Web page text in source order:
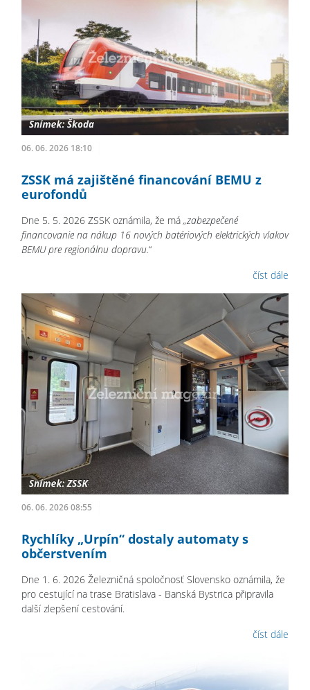
06. 06. 2026 18:10
ZSSK má zajištěné financování BEMU z
eurofondů
Dne 5. 5. 2026 ZSSK oznámila, že má „zabezpečené
financovanie na nákup 16 nových batériových elektrických vlakov
BEMU pre regionálnu dopravu.“
číst dále
06. 06. 2026 08:55
Rychlíky „Urpín“ dostaly automaty s
občerstvením
Dne 1. 6. 2026 Železničná spoločnosť Slovensko oznámila, že
pro cestující na trase Bratislava - Banská Bystrica připravila
další zlepšení cestování.
číst dále